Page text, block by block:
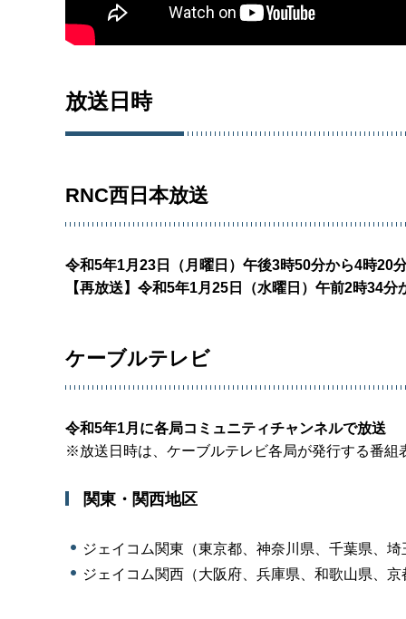
放送日時
RNC西日本放送
令和5年1月23日（月曜日）午後3時50分から4時20
【再放送】令和5年1月25日（水曜日）午前2時34
ケーブルテレビ
令和5年1月に各局コミュニティチャンネルで放送
※放送日時は、ケーブルテレビ各局が発行する番組
関東・関西地区
ジェイコム関東（東京都、神奈川県、千葉県、
ジェイコム関西（大阪府、兵庫県、和歌山県、京